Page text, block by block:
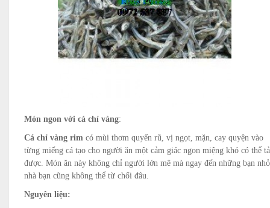
Món ngon với cá chỉ vàng:
Cá chỉ vàng rim có mùi thơm quyến rũ, vị ngọt, mặn, cay quyện vào
từng miếng cá tạo cho người ăn một cảm giác ngon miệng khó có thể tả
được. Món ăn này không chỉ người lớn mê mà ngay đến những bạn nhỏ
nhà bạn cũng không thể từ chối đâu.
Nguyên liệu: